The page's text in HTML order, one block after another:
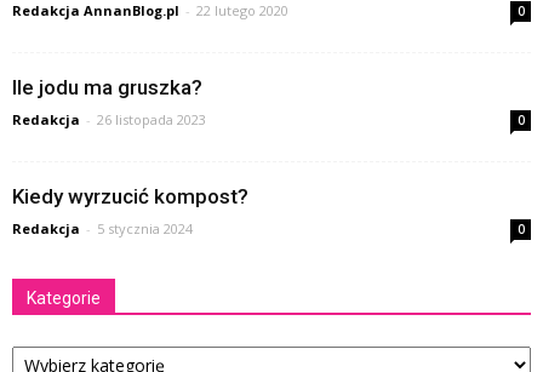
Redakcja AnnanBlog.pl - 22 lutego 2020 0
Ile jodu ma gruszka?
Redakcja - 26 listopada 2023 0
Kiedy wyrzucić kompost?
Redakcja - 5 stycznia 2024 0
Kategorie
Kategorie